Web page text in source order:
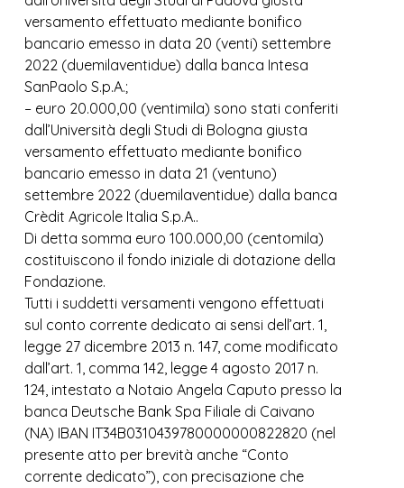
versamento effettuato mediante bonifico
bancario emesso in data 20 (venti) settembre
2022 (duemilaventidue) dalla banca Intesa
SanPaolo S.p.A.;
– euro 20.000,00 (ventimila) sono stati conferiti
dall’Università degli Studi di Bologna giusta
versamento effettuato mediante bonifico
bancario emesso in data 21 (ventuno)
settembre 2022 (duemilaventidue) dalla banca
Crèdit Agricole Italia S.p.A..
Di detta somma euro 100.000,00 (centomila)
costituiscono il fondo iniziale di dotazione della
Fondazione.
Tutti i suddetti versamenti vengono effettuati
sul conto corrente dedicato ai sensi dell’art. 1,
legge 27 dicembre 2013 n. 147, come modificato
dall’art. 1, comma 142, legge 4 agosto 2017 n.
124, intestato a Notaio Angela Caputo presso la
banca Deutsche Bank Spa Filiale di Caivano
(NA) IBAN IT34B0310439780000000822820 (nel
presente atto per brevità anche “Conto
corrente dedicato”), con precisazione che